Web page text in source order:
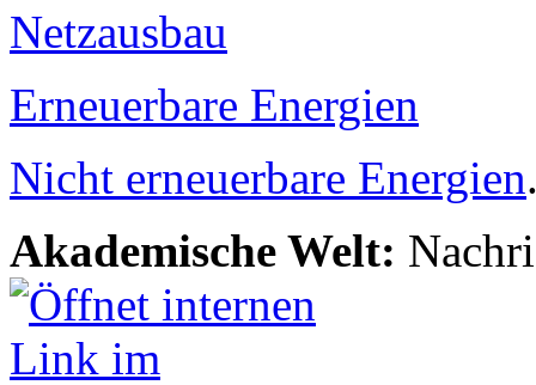
Netzausbau
Erneuerbare Energien
Nicht erneuerbare Energien
Akademische Welt: